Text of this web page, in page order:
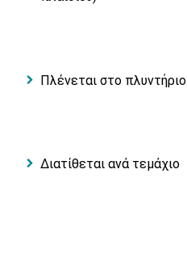
Πλένεται στο πλυντήριο
Διατίθεται ανά τεμάχιο